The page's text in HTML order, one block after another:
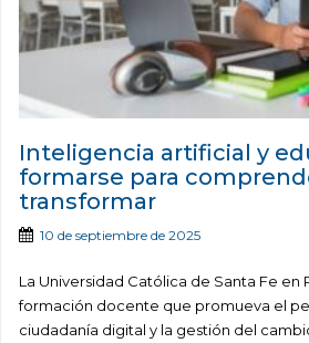
Inteligencia artificial y
formarse para
transformar
10 de septiembre de 2025
La Universidad Católica de Santa Fe en
formación docente que promueva el
ciudadanía digital y la gestión del